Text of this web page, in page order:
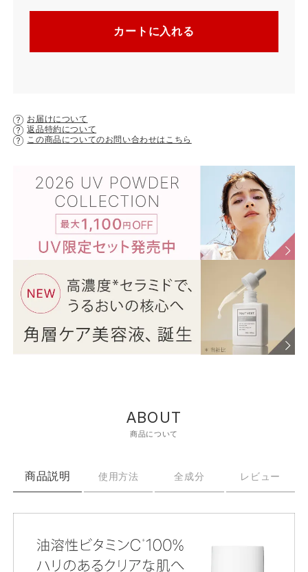
カートに入れる
お届けについて
返品特約について
この商品についてのお問い合わせはこちら
ABOUT
商品について
商品説明 使用方法 全成分 レビュー